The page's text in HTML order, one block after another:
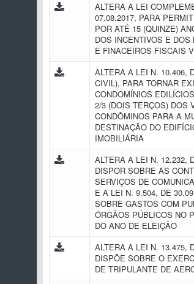
ALTERA A LEI
07.08.2017, PARA
POR ATÉ 15 (QUINZE)
DOS INCENTIVOS E
E FINACEIROS FISCAIS
ALTERA A LEI N. 10.406,
CIVIL), PARA TORNAR
CONDOMÍNIOS
2/3 (DOIS TERÇOS) DOS
CONDÔMINOS PARA A
DESTINAÇÃO DO
IMOBILIÁRIA
ALTERA A LEI N. 12.232,
DISPOR SOBRE AS
SERVIÇOS DE
E A LEI N. 9.504, DE
SOBRE GASTOS COM
ÓRGÃOS PÚBLICOS NO
DO ANO DE ELEIÇÃO
ALTERA A LEI N. 13.475,
DISPÕE SOBRE O
DE TRIPULANTE DE